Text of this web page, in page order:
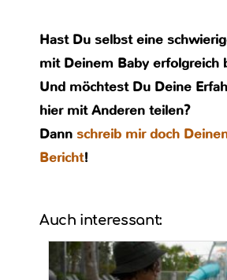
Hast Du selbst eine
mit Deinem Baby erfolgreich
Und möchtest Du Deine
hier mit Anderen teilen?
Dann schreib mir doch
Bericht!
Auch interessant: